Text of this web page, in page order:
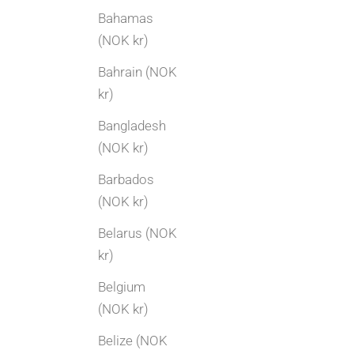
Bahamas
(NOK kr)
Bahrain (NOK
kr)
Bangladesh
(NOK kr)
Barbados
(NOK kr)
Belarus (NOK
kr)
Belgium
(NOK kr)
Belize (NOK